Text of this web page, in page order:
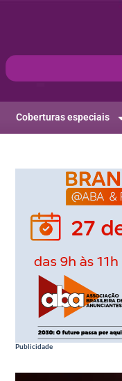
Coberturas especiais
Publicidade